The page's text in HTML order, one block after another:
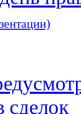
сделок